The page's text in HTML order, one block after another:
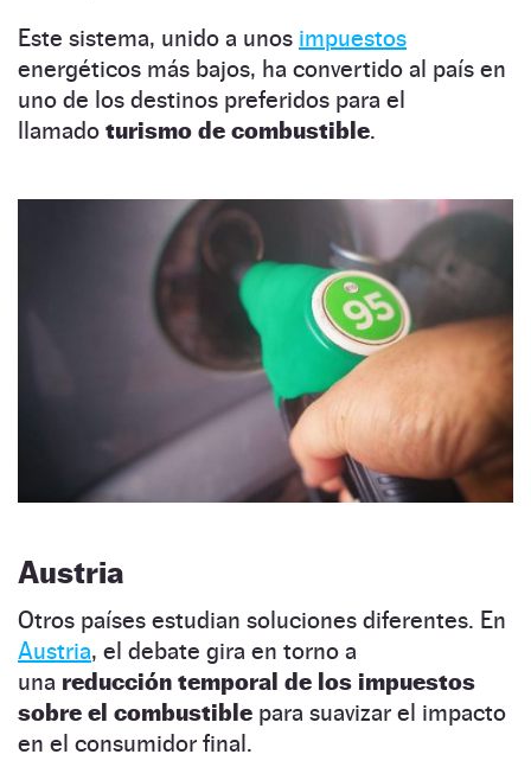
Este sistema, unido a unos impuestos
energéticos más bajos, ha convertido al país en
uno de los destinos preferidos para el
llamado turismo de combustible.
Austria
Otros países estudian soluciones diferentes. En
Austria, el debate gira en torno a
una reducción temporal de los impuestos
sobre el combustible para suavizar el impacto
en el consumidor final.